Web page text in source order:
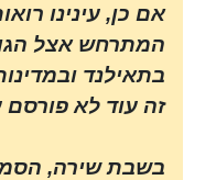
אם כן, עינינו
המתרחש אצל
בתאילנד
זה עוד לא
בשבת שירה,